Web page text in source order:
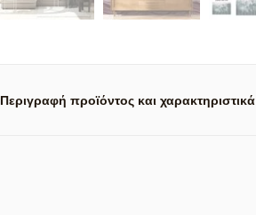
Περιγραφή προϊόντος και χαρακτηριστικά